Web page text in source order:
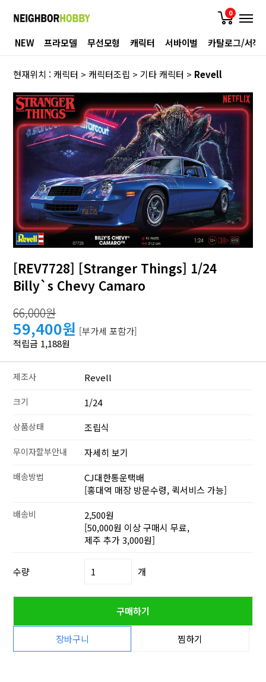
0
NEW 프라모델 무선모형 캐릭터 서바이벌 카탈로그/서적
현재위치 :캐릭터 >캐릭터조립 >기타 캐릭터 > Revell
[REV7728] [Stranger Things] 1/24
Billy`s Chevy Camaro
66,000원
59,400원 [부가세 포함가]
적립금 1,188원
제조사 Revell
크기 1/24
상품상태 조립식
무이자할부안내 자세히 보기
배송방법
CJ대한통운택배
[홍대역 매장 방문수령, 퀵서비스 가능]
배송비
2,500원
[50,000원 이상 구매시 무료,
제주 추가 3,000원]
수량 개
구매하기
장바구니 찜하기